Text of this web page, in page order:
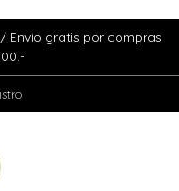
Envío gratis por compras